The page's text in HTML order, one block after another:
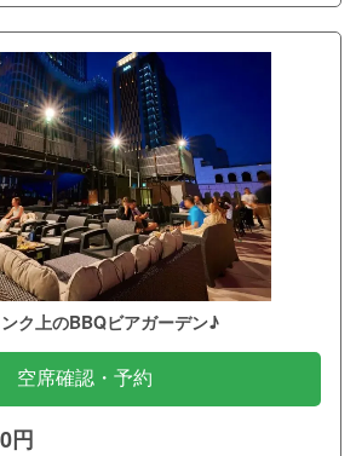
ク上のBBQビアガーデン♪
空席確認・予約
円